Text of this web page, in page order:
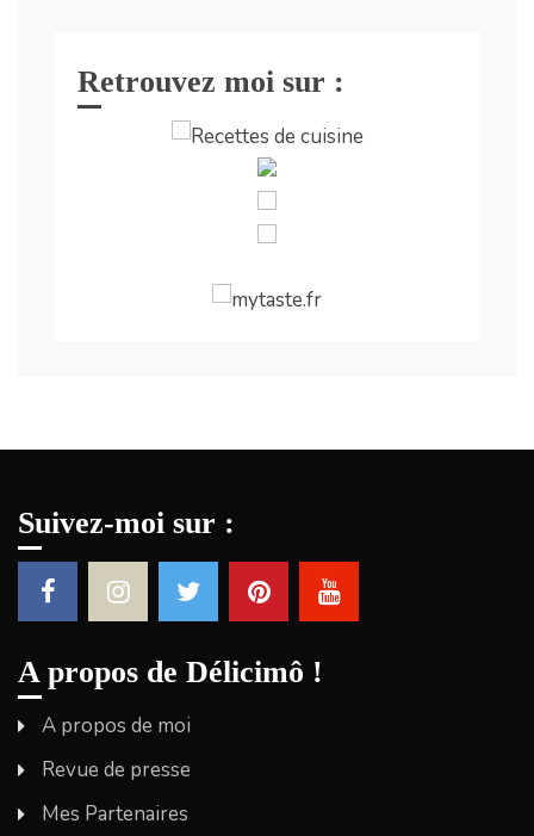
Retrouvez moi sur :
Suivez-moi sur :
A propos de Délicimô !
A propos de moi
Revue de presse
Mes Partenaires